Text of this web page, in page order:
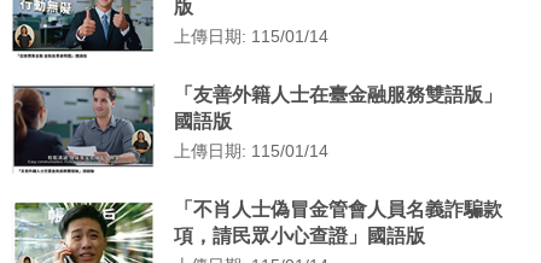
版
上傳日期: 115/01/14
「友善外籍人士在臺金融服務雙語版」
國語版
上傳日期: 115/01/14
「不肖人士偽冒金管會人員名義詐騙款
項，請民眾小心查證」國語版